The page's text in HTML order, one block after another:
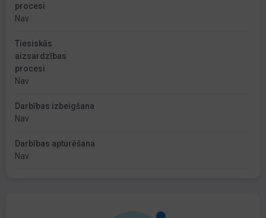
procesi
Nav
Tiesiskās
aizsardzības
procesi
Nav
Darbības izbeigšana
Nav
Darbības apturēšana
Nav